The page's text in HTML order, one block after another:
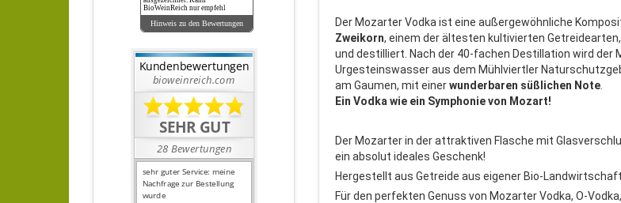
BioWeinReich nur empfehl
Hinweis zu den Bewertungen Der Mozarter Vodka ist eine außergewöhnliche
Zweikorn, einem der ältesten kultivierten
und destilliert. Nach der 40-fachen Destillation wird
Urgesteinswasser aus dem Mühlviertler
am Gaumen, mit einerwunderbaren süßlichen Note
Ein Vodka wie ein Symphonie von Mozart!
Der Mozarter in der attraktiven Flasche mit
ein absolut ideales Geschenk!
Hergestellt aus Getreide aus eigener Bio-
Für den perfekten Genuss von Mozarter Vodka, O-